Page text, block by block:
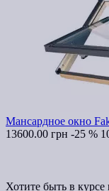
Мансардное окно
13600.00 грн -25 %
Хотите быть в